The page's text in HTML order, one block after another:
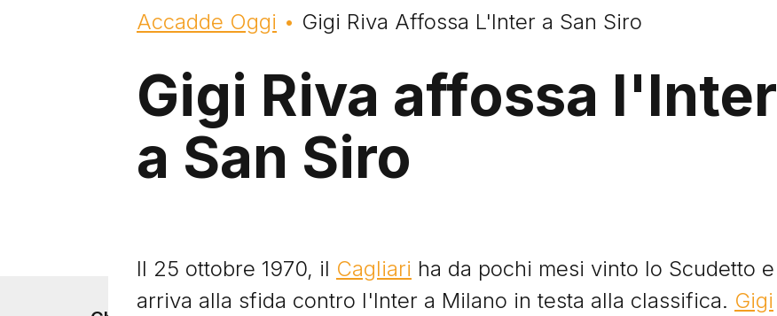
Briciole di pane
Accadde Oggi Gigi Riva Affossa L'Inter a San Siro
Gigi Riva affossa l'Inter
a San Siro
Il 25 ottobre 1970, il Cagliari ha da pochi mesi vinto lo Scudetto e
arriva alla sfida contro l'Inter a Milano in testa alla classifica. Gigi